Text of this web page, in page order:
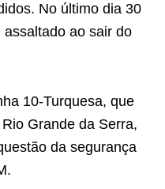
No último dia 30
ao sair do
10-Turquesa, que
Grande da Serra,
da segurança